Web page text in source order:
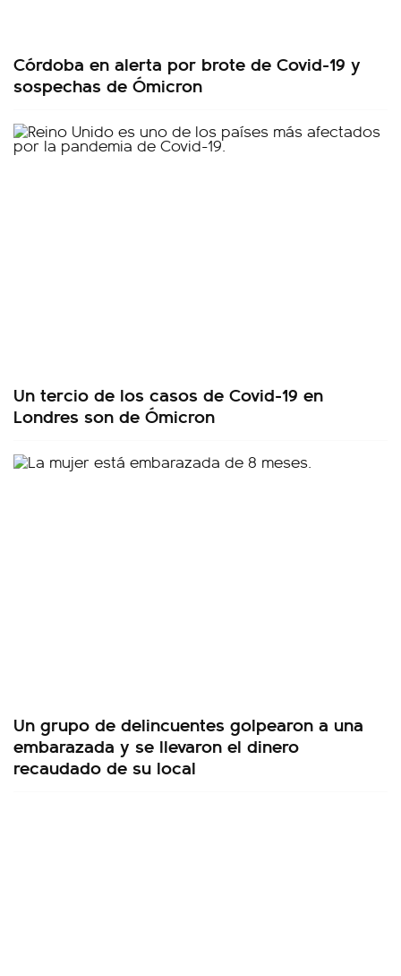
Córdoba en alerta por brote de Covid-19 y
sospechas de Ómicron
Un tercio de los casos de Covid-19 en
Londres son de Ómicron
Un grupo de delincuentes golpearon a una
embarazada y se llevaron el dinero
recaudado de su local